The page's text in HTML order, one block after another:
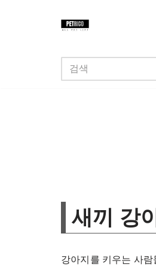
새끼 강
강아지를 키우는 사